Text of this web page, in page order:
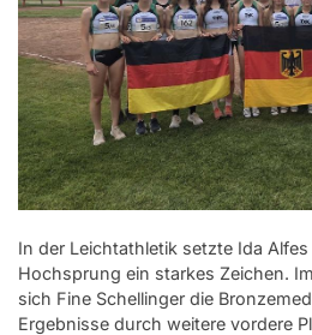
In der Leichtathletik setzte Ida
Hochsprung ein starkes Zeichen.
sich Fine Schellinger die
Ergebnisse durch weitere vordere